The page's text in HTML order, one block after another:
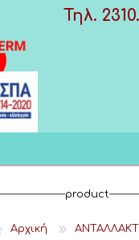
Τηλ.
(0)
product
Αρχική